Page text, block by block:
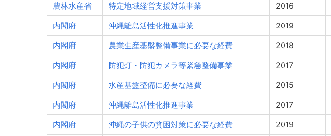
農林水産省 特定地域経営支援対策事業 2016
内閣府 沖縄離島活性化推進事業 2019
内閣府 農業生産基盤整備事業に必要な経費 2018
内閣府 防犯灯・防犯カメラ等緊急整備事業 2017
内閣府 水産基盤整備に必要な経費 2015
内閣府 沖縄離島活性化推進事業 2017
内閣府 沖縄の子供の貧困対策に必要な経費 2019